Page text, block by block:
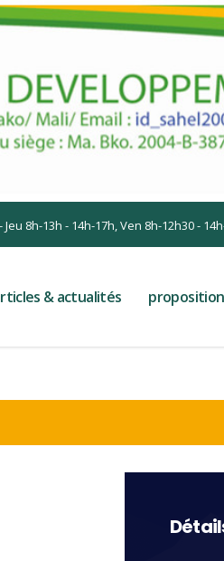
Jeu 8h-13h - 14h-17h, Ven 8h-12h30 -
& actualités